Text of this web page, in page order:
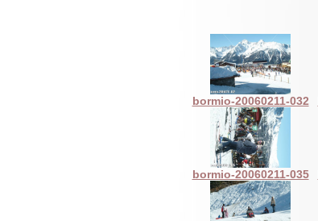
bormio-20060211-032
bormio-20060211-035